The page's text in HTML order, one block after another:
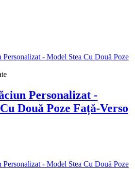
Personalizat -
Două Poze Față-Verso